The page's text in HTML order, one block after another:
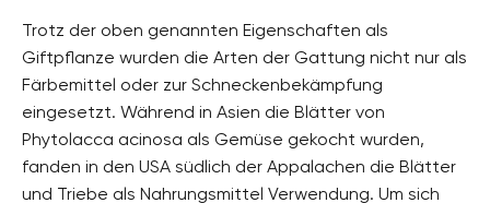
Trotz der oben genannten Eigenschaften als
Giftpflanze wurden die Arten der Gattung nicht nur als
Färbemittel oder zur Schneckenbekämpfung
eingesetzt. Während in Asien die Blätter von
Phytolacca acinosa als Gemüse gekocht wurden,
fanden in den USA südlich der Appalachen die Blätter
und Triebe als Nahrungsmittel Verwendung. Um sich